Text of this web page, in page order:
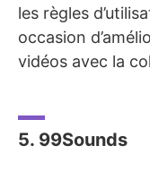
les règles
occasion
vidéos avec la
5. 99Sounds